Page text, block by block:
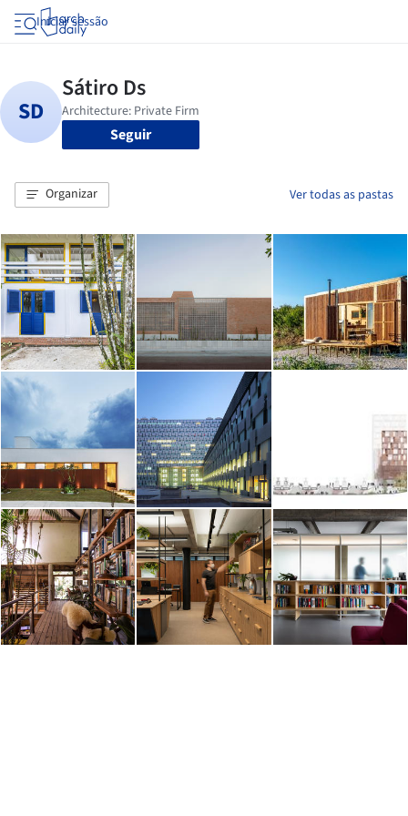
Iniciar sessão
Seguir
Organizar Ver todas as pastas